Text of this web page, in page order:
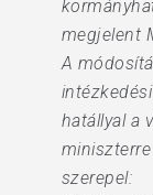
megjelent
A
hatállyal a
szerepel: